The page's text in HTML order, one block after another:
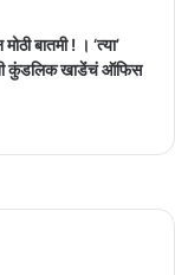
बातमी ! । ‘त्या’
कुंडलिक खाडेंचं ऑफिस